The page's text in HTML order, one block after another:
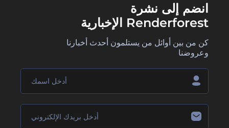
انضم إلى نشرة
Renderforest الإخبارية
كن من بين أوائل من يستلمون أحدث أخبارنا
وعروضنا